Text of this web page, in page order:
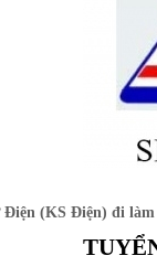
Điện (KS Điện) đi